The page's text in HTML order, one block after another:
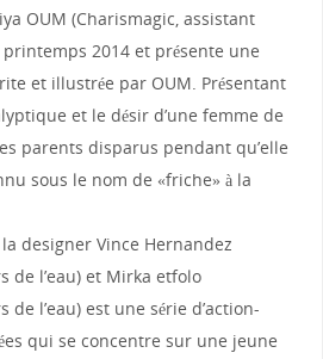
OUM (Charismagic, assistant
2014 et présente une
et illustrée par OUM. Présentant
et le désir d’une femme de
parents disparus pendant qu’elle
sous le nom de «friche» à la
designer Vince Hernandez
de l’eau) et Mirka etfolo
de l’eau) est une série d’action-
qui se concentre sur une jeune